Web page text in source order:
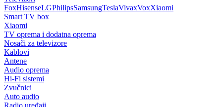
FoxHisenseLGPhilipsSamsungTeslaVivaxVoxXiaomi
Smart TV box
Xiaomi
TV oprema i dodatna oprema
Nosači za televizore
Kablovi
Antene
Audio oprema
Hi-Fi sistemi
Zvučnici
Auto audio